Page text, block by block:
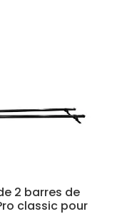
2 barres de
classic pour